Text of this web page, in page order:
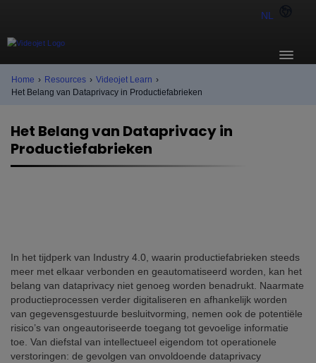
NL
Home › Resources › Videojet Learn ›
Het Belang van Dataprivacy in Productiefabrieken
Het Belang van Dataprivacy in
Productiefabrieken
In het tijdperk van Industry 4.0, waarin productiefabrieken steeds
meer met elkaar verbonden en geautomatiseerd worden, kan het
belang van dataprivacy niet genoeg worden benadrukt. Naarmate
productieprocessen verder digitaliseren en afhankelijk worden
van gegevensgestuurde besluitvorming, nemen ook de potentiële
risico’s van ongeautoriseerde toegang tot gevoelige informatie
toe. Van diefstal van intellectueel eigendom tot operationele
verstoringen: de gevolgen van onvoldoende dataprivacy